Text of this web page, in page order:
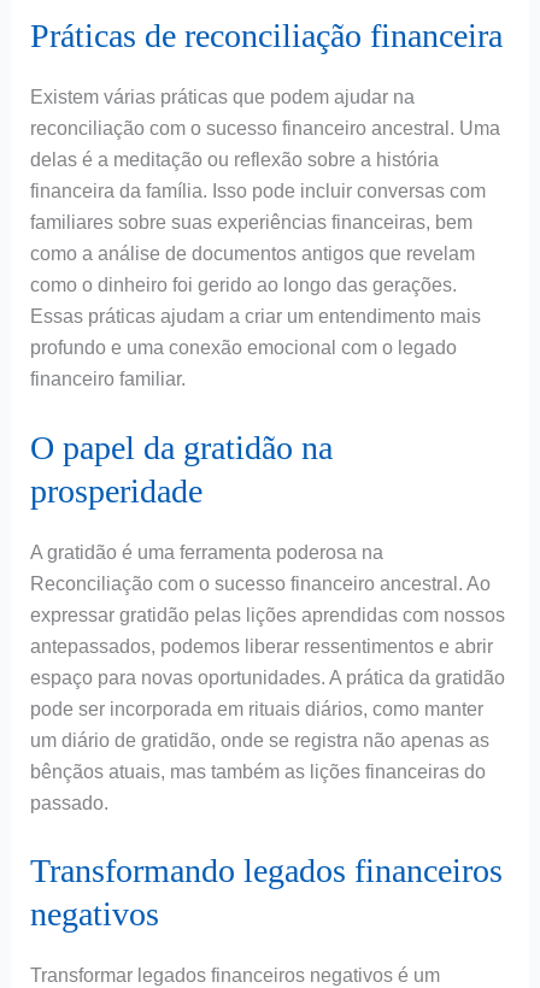
Práticas de reconciliação financeira
Existem várias práticas que podem ajudar na
reconciliação com o sucesso financeiro ancestral. Uma
delas é a meditação ou reflexão sobre a história
financeira da família. Isso pode incluir conversas com
familiares sobre suas experiências financeiras, bem
como a análise de documentos antigos que revelam
como o dinheiro foi gerido ao longo das gerações.
Essas práticas ajudam a criar um entendimento mais
profundo e uma conexão emocional com o legado
financeiro familiar.
O papel da gratidão na
prosperidade
A gratidão é uma ferramenta poderosa na
Reconciliação com o sucesso financeiro ancestral. Ao
expressar gratidão pelas lições aprendidas com nossos
antepassados, podemos liberar ressentimentos e abrir
espaço para novas oportunidades. A prática da gratidão
pode ser incorporada em rituais diários, como manter
um diário de gratidão, onde se registra não apenas as
bênçãos atuais, mas também as lições financeiras do
passado.
Transformando legados financeiros
negativos
Transformar legados financeiros negativos é um